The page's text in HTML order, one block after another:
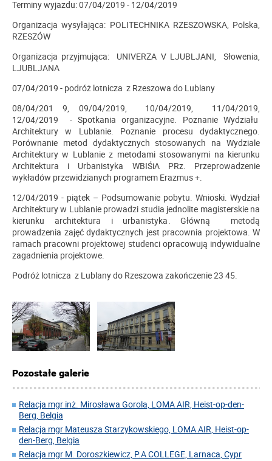
Terminy wyjazdu: 07/04/2019 - 12/04/2019
Organizacja wysyłająca: POLITECHNIKA RZESZOWSKA, Polska,
RZESZÓW
Organizacja przyjmująca: UNIVERZA V LJUBLJANI, Słowenia,
LJUBLJANA
07/04/2019 - podróż lotnicza z Rzeszowa do Lublany
08/04/201 9, 09/04/2019, 10/04/2019, 11/04/2019,
12/04/2019 - Spotkania organizacyjne. Poznanie Wydziału
Architektury w Lublanie. Poznanie procesu dydaktycznego.
Porównanie metod dydaktycznych stosowanych na Wydziale
Architektury w Lublanie z metodami stosowanymi na kierunku
Architektura i Urbanistyka WBIŚiA PRz. Przeprowadzenie
wykładów przewidzianych programem Erazmus +.
12/04/2019 - piątek – Podsumowanie pobytu. Wnioski. Wydział
Architektury w Lublanie prowadzi studia jednolite magisterskie na
kierunku architektura i urbanistyka. Główną metodą
prowadzenia zajęć dydaktycznych jest pracownia projektowa. W
ramach pracowni projektowej studenci opracowują indywidualne
zagadnienia projektowe.
Podróż lotnicza z Lublany do Rzeszowa zakończenie 23 45.
Pozostałe galerie
Relacja mgr inż. Mirosława Gorola, LOMA AIR, Heist-op-den-
Berg, Belgia
Relacja mgr Mateusza Starzykowskiego, LOMA AIR, Heist-op-
den-Berg, Belgia
Relacja mgr M. Doroszkiewicz, P.A COLLEGE, Larnaca, Cypr